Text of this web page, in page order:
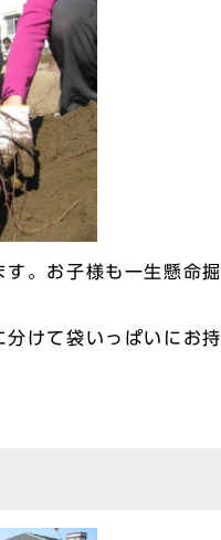
。お子様も一生懸命掘
けて袋いっぱいにお持